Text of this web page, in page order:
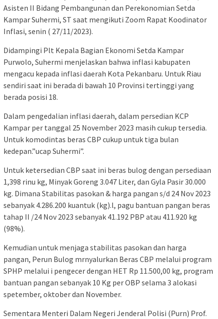
Asisten II Bidang Pembangunan dan Perekonomian Setda
Kampar Suhermi, ST saat mengikuti Zoom Rapat Koodinator
Inflasi, senin ( 27/11/2023).
Didampingi Plt Kepala Bagian Ekonomi Setda Kampar
Purwolo, Suhermi menjelaskan bahwa inflasi kabupaten
mengacu kepada inflasi daerah Kota Pekanbaru. Untuk Riau
sendiri saat ini berada di bawah 10 Provinsi tertinggi yang
berada posisi 18.
Dalam pengedalian inflasi daerah, dalam persedian KCP
Kampar per tanggal 25 November 2023 masih cukup tersedia.
Untuk komodintas beras CBP cukup untuk tiga bulan
kedepan.”ucap Suhermi”.
Untuk ketersedian CBP saat ini beras bulog dengan persediaan
1,398 rinu kg, Minyak Goreng 3.047 Liter, dan Gyla Pasir 30.000
kg. Dimana Stabilitas pasokan & harga pangan s/d 24 Nov 2023
sebanyak 4.286.200 kuantuk (kg).l, pagu bantuan pangan beras
tahap II /24 Nov 2023 sebanyak 41.192 PBP atau 411.920 kg
(98%).
Kemudian untuk menjaga stabilitas pasokan dan harga
pangan, Perun Bulog mrnyalurkan Beras CBP melalui program
SPHP melalui i pengecer dengan HET Rp 11.500,00 kg, program
bantuan pangan sebanyak 10 Kg per OBP selama 3 alokasi
spetember, oktober dan November.
Sementara Menteri Dalam Negeri Jenderal Polisi (Purn) Prof.